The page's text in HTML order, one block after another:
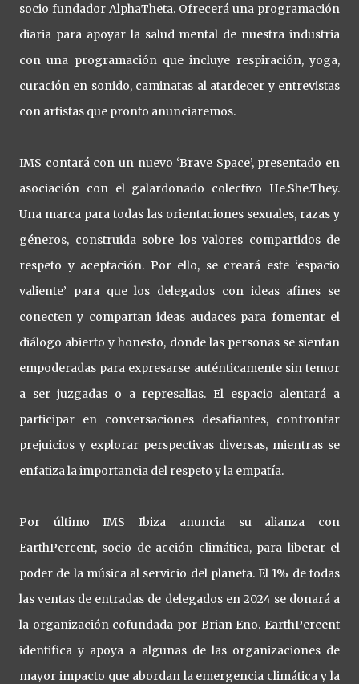
socio fundador AlphaTheta. Ofrecerá una programación
diaria para apoyar la salud mental de nuestra industria
con una programación que incluye respiración, yoga,
curación en sonido, caminatas al atardecer y entrevistas
con artistas que pronto anunciaremos.
IMS contará con un nuevo ‘Brave Space’, presentado en
asociación con el galardonado colectivo He.She.They.
Una marca para todas las orientaciones sexuales, razas y
géneros, construida sobre los valores compartidos de
respeto y aceptación. Por ello, se creará este ‘espacio
valiente’ para que los delegados con ideas afines se
conecten y compartan ideas audaces para fomentar el
diálogo abierto y honesto, donde las personas se sientan
empoderadas para expresarse auténticamente sin temor
a ser juzgadas o a represalias. El espacio alentará a
participar en conversaciones desafiantes, confrontar
prejuicios y explorar perspectivas diversas, mientras se
enfatiza la importancia del respeto y la empatía.
Por último IMS Ibiza anuncia su alianza con
EarthPercent, socio de acción climática, para liberar el
poder de la música al servicio del planeta. El 1% de todas
las ventas de entradas de delegados en 2024 se donará a
la organización cofundada por Brian Eno. EarthPercent
identifica y apoya a algunas de las organizaciones de
mayor impacto que abordan la emergencia climática y la